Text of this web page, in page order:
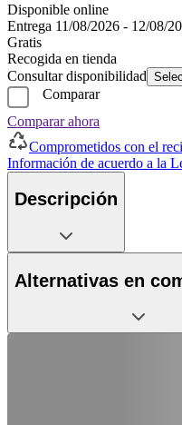
Disponible online
Entrega 11/08/2026 - 12/08/
Gratis
Recogida en tienda
Consultar disponibilidad
Comparar
Comparar ahora
Comprometidos con el
Información de acuerdo a la
Descripción
Alternativas en